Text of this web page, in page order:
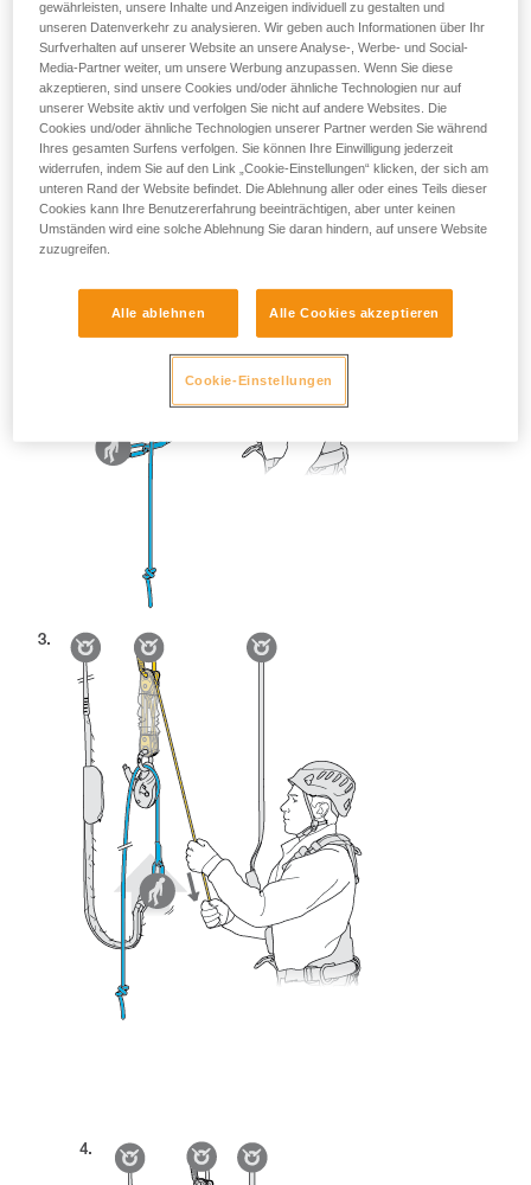
gewährleisten, unsere Inhalte und Anzeigen individuell zu gestalten und
unseren Datenverkehr zu analysieren. Wir geben auch Informationen über Ihr
Surfverhalten auf unserer Website an unsere Analyse-, Werbe- und Social-
Media-Partner weiter, um unsere Werbung anzupassen. Wenn Sie diese
akzeptieren, sind unsere Cookies und/oder ähnliche Technologien nur auf
unserer Website aktiv und verfolgen Sie nicht auf andere Websites. Die
Cookies und/oder ähnliche Technologien unserer Partner werden Sie während
Ihres gesamten Surfens verfolgen. Sie können Ihre Einwilligung jederzeit
widerrufen, indem Sie auf den Link „Cookie-Einstellungen“ klicken, der sich am
unteren Rand der Website befindet. Die Ablehnung aller oder eines Teils dieser
Cookies kann Ihre Benutzererfahrung beeinträchtigen, aber unter keinen
Umständen wird eine solche Ablehnung Sie daran hindern, auf unsere Website
zuzugreifen.
Alle ablehnen Alle Cookies akzeptieren
Cookie-Einstellungen